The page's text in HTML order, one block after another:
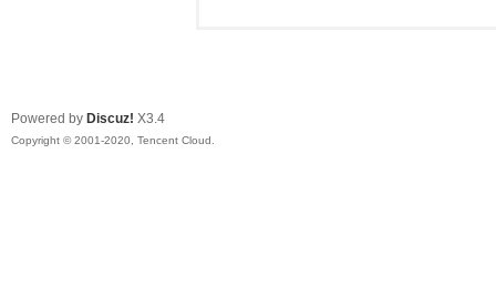
Powered by Discuz! X3.4
Copyright © 2001-2020, Tencent Cloud.